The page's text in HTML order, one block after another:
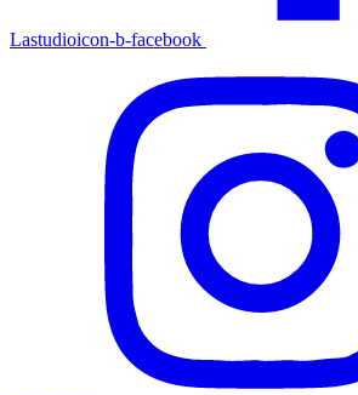
Lastudioicon-b-facebook